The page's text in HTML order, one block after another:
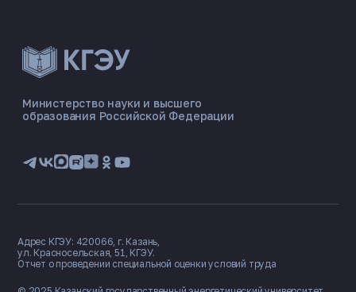
ЭНЕРГОКОД — ПОМОЩНИК КГЭУ
📋 Приёмная комиссия
🏠 Общежитие
Министерство науки и высшего
образования Российской Федерации
Адрес КГЭУ: 420066, г. Казань,
ул. Красносельская, 51, КГЭУ.
Отчет о проведении специальной оценки условий труда